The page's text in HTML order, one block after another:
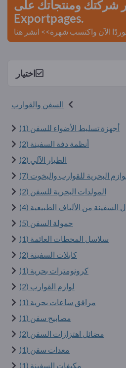
شركتك ومنتجاتك على
Exportpages.
الآن واكتسب شهرة>> انشر هنا
اختيار
السفن والقوارب
أجهزة تسليط الأضواء للسفن (1)
أنظمة دفة السفينة (2)
الطيار الآلي (2)
البحرية للقوارب واليخوت (7)
المولدات البحرية للسفن (2)
السفينة من الألياف الطبيعية (4)
حمولة السفن (5)
سلاسل المحطات العائمة (1)
كابلات السفينة (2)
كرونومترات بحرية (1)
لوازم القوارب (2)
مرافق ساعات بحرية (1)
مصابيح سفن (1)
مضائل اهتزازات السفن (2)
معدات سفن (1)
مكيفات السفينة (1)